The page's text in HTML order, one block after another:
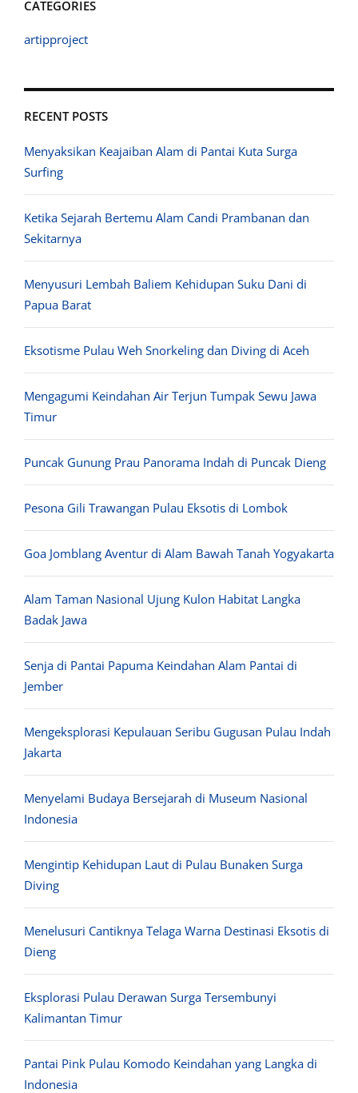
CATEGORIES
artipproject
RECENT POSTS
Menyaksikan Keajaiban Alam di Pantai Kuta Surga
Surfing
Ketika Sejarah Bertemu Alam Candi Prambanan dan
Sekitarnya
Menyusuri Lembah Baliem Kehidupan Suku Dani di
Papua Barat
Eksotisme Pulau Weh Snorkeling dan Diving di Aceh
Mengagumi Keindahan Air Terjun Tumpak Sewu Jawa
Timur
Puncak Gunung Prau Panorama Indah di Puncak Dieng
Pesona Gili Trawangan Pulau Eksotis di Lombok
Goa Jomblang Aventur di Alam Bawah Tanah Yogyakarta
Alam Taman Nasional Ujung Kulon Habitat Langka
Badak Jawa
Senja di Pantai Papuma Keindahan Alam Pantai di
Jember
Mengeksplorasi Kepulauan Seribu Gugusan Pulau Indah
Jakarta
Menyelami Budaya Bersejarah di Museum Nasional
Indonesia
Mengintip Kehidupan Laut di Pulau Bunaken Surga
Diving
Menelusuri Cantiknya Telaga Warna Destinasi Eksotis di
Dieng
Eksplorasi Pulau Derawan Surga Tersembunyi
Kalimantan Timur
Pantai Pink Pulau Komodo Keindahan yang Langka di
Indonesia